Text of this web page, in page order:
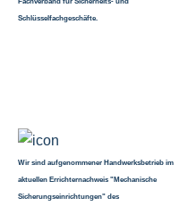
Fachverband für Sicherheits- und
Schlüsselfachgeschäfte.
Wir sind aufgenommener Handwerksbetrieb im
aktuellen Errichternachweis "Mechanische
Sicherungseinrichtungen" des